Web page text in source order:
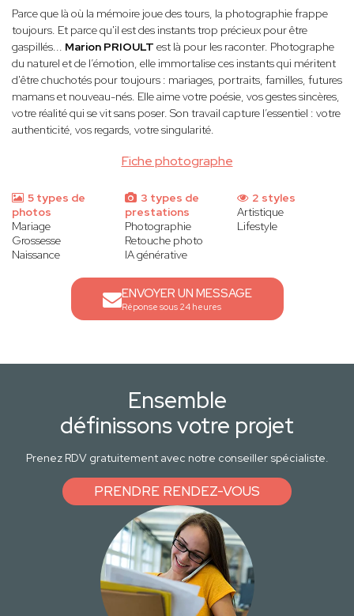
Fiche photographe
Parce que là où la mémoire joue des tours, la photographie frappe
toujours. Et parce qu'il est des instants trop précieux pour être
gaspillés... Marion PRIOULT est là pour les raconter. Photographe
du naturel et de l’émotion, elle immortalise ces instants qui méritent
d'être chuchotés pour toujours : mariages, portraits, familles, futures
mamans et nouveau-nés. Elle aime votre poésie, vos gestes sincères,
votre réalité qui se vit sans poser. Son travail capture l’essentiel : votre
authenticité, vos regards, votre singularité.
5 types de
photos
Mariage
Grossesse
Naissance
3 types de
prestations
Photographie
Retouche photo
IA générative
2 styles
Artistique
Lifestyle
ENVOYER UN MESSAGE
Réponse sous 24 heures
Ensemble
définissons votre projet
Prenez RDV gratuitement avec notre conseiller spécialiste.
PRENDRE RENDEZ-VOUS